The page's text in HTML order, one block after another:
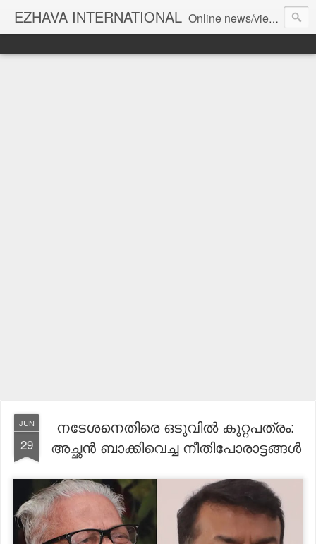
EZHAVA INTERNATIONAL Online news/views JOURNAL... Connecting the community worldwide Editorial Director: Prem Chandran
JUN
29
നടേശനെതിരെ ഒടുവിൽ കുറ്റപത്രം:
അച്ഛൻ ബാക്കിവെച്ച നീതിപോരാട്ടങ്ങൾ